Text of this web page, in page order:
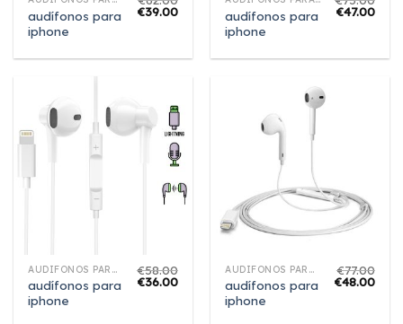
audífonos para
iphone
€39.00
audífonos para
iphone
€47.00
AUDÍFONOS PARA IPHONE
audífonos para
iphone
€58.00
€36.00
AUDÍFONOS PARA IPHONE
audífonos para
iphone
€77.00
€48.00